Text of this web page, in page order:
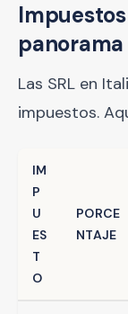
Las SRL en
impuestos.
IM
P
U
ES
T
O
PORCE
NTAJE